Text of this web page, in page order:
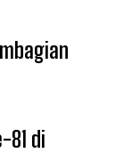
81 di